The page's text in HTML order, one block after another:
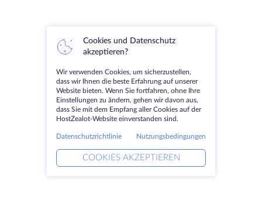
Cookies und Datenschutz
akzeptieren?
Wir verwenden Cookies, um sicherzustellen,
dass wir Ihnen die beste Erfahrung auf unserer
Website bieten. Wenn Sie fortfahren, ohne Ihre
Einstellungen zu ändern, gehen wir davon aus,
dass Sie mit dem Empfang aller Cookies auf der
HostZealot-Website einverstanden sind.
Datenschutzrichtlinie Nutzungsbedingungen
COOKIES AKZEPTIEREN